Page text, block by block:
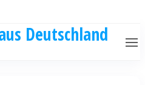
Deutschland